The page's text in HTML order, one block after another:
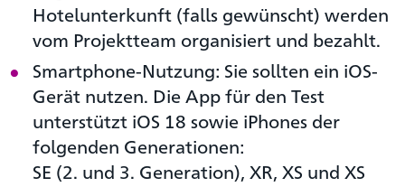
Hotelunterkunft (falls gewünscht) werden
vom Projektteam organisiert und bezahlt.
Smartphone-Nutzung: Sie sollten ein iOS-
Gerät nutzen. Die App für den Test
unterstützt iOS 18 sowie iPhones der
folgenden Generationen:
SE (2. und 3. Generation), XR, XS und XS